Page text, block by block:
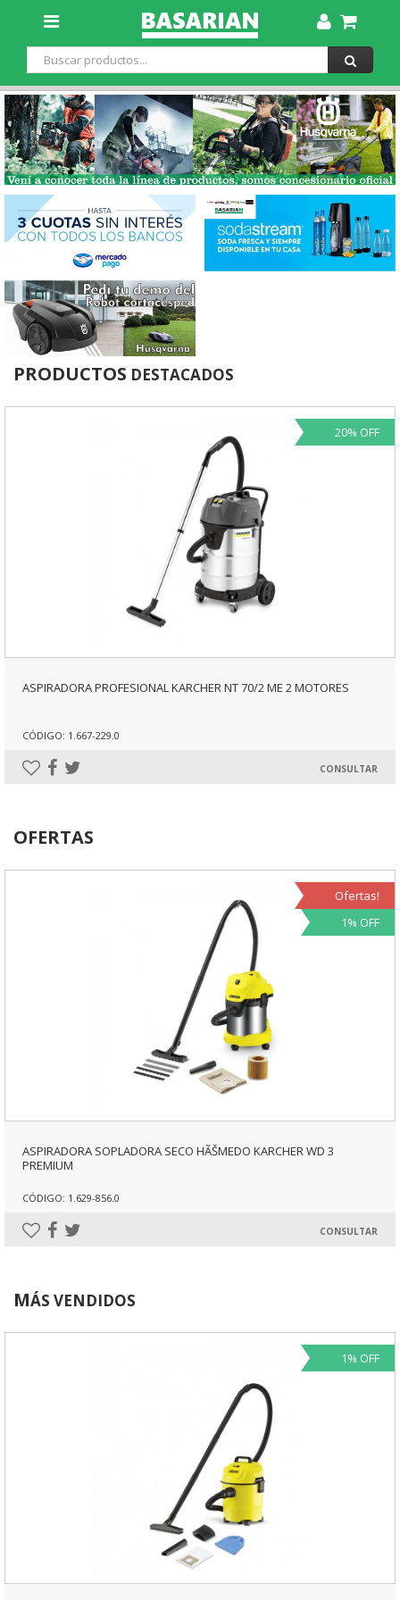
Toggle
Dropdown
PRODUCTOS DESTACADOS
20% OFF
ASPIRADORA PROFESIONAL KARCHER NT 70/2 ME 2 MOTORES
CÓDIGO: 1.667-229.0
CONSULTAR
OFERTAS
Ofertas!
1% OFF
ASPIRADORA SOPLADORA SECO HÃŠMEDO KARCHER WD 3
PREMIUM
CÓDIGO: 1.629-856.0
CONSULTAR
MÁS VENDIDOS
1% OFF